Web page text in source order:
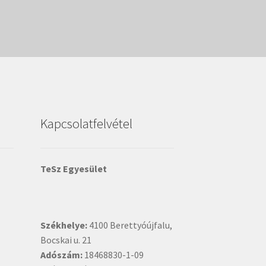
Kapcsolatfelvétel
TeSz Egyesület
Székhelye: 4100 Berettyóújfalu,
Bocskai u. 21
Adószám: 18468830-1-09